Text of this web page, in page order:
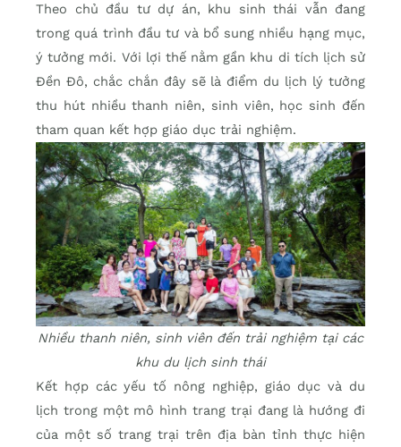
Theo chủ đầu tư dự án, khu sinh thái vẫn đang
trong quá trình đầu tư và bổ sung nhiều hạng mục,
ý tưởng mới. Với lợi thế nằm gần khu di tích lịch sử
Đền Đô, chắc chắn đây sẽ là điểm du lịch lý tưởng
thu hút nhiều thanh niên, sinh viên, học sinh đến
tham quan kết hợp giáo dục trải nghiệm.
Nhiều thanh niên, sinh viên đến trải nghiệm tại các
khu du lịch sinh thái
Kết hợp các yếu tố nông nghiệp, giáo dục và du
lịch trong một mô hình trang trại đang là hướng đi
của một số trang trại trên địa bàn tỉnh thực hiện